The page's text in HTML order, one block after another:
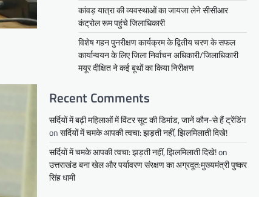
कांवड़ यात्रा की व्यवस्थाओं का जायजा लेने सीसीआर
कंट्रोल रूम पहुंचे जिलाधिकारी
विशेष गहन पुनरीक्षण कार्यक्रम के द्वितीय चरण के सफल
कार्यान्वयन के लिए जिला निर्वाचन अधिकारी/जिलाधिकारी
मयूर दीक्षित ने कई बूथों का किया निरीक्षण
Recent Comments
सर्दियों में बढ़ी महिलाओं में विंटर सूट की डिमांड, जानें कौन-से हैं ट्रेंडिंग
onसर्दियों में चमके आपकी त्वचा: झड़ती नहीं, झिलमिलाती दिखे!
सर्दियों में चमके आपकी त्वचा: झड़ती नहीं, झिलमिलाती दिखे!on
उत्तराखंड बना खेल और पर्यावरण संरक्षण का अग्रदूत:मुख्यमंत्री पुष्कर
सिंह धामी